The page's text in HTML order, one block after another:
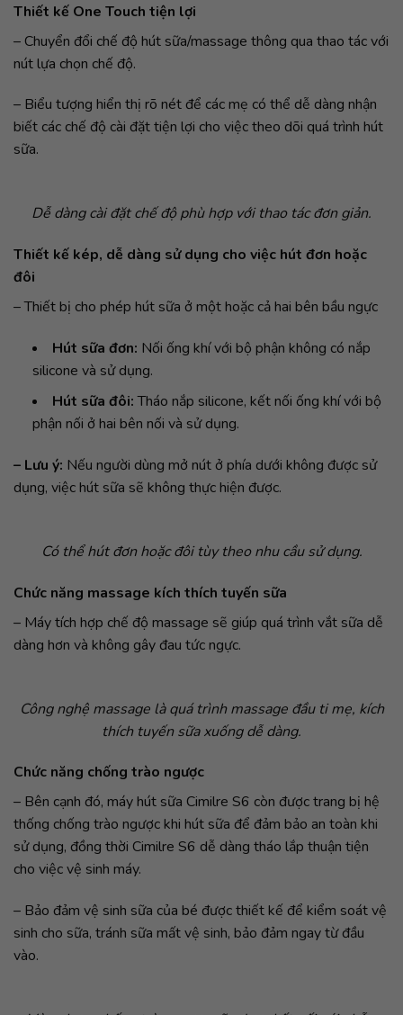
Thiết kế One Touch tiện lợi
– Chuyển đổi chế độ hút sữa/massage thông qua thao tác với
nút lựa chọn chế độ.
– Biểu tượng hiển thị rõ nét để các mẹ có thể dễ dàng nhận
biết các chế độ cài đặt tiện lợi cho việc theo dõi quá trình hút
sữa.
Dễ dàng cài đặt chế độ phù hợp với thao tác đơn giản.
Thiết kế kép, dễ dàng sử dụng cho việc hút đơn hoặc
đôi
– Thiết bị cho phép hút sữa ở một hoặc cả hai bên bầu ngực
Hút sữa đơn: Nối ống khí với bộ phận không có nắp
silicone và sử dụng.
Hút sữa đôi:Tháo nắp silicone, kết nối ống khí với bộ
phận nối ở hai bên nối và sử dụng.
– Lưu ý: Nếu người dùng mở nút ở phía dưới không được sử
dụng, việc hút sữa sẽ không thực hiện được.
Có thể hút đơn hoặc đôi tùy theo nhu cầu sử dụng.
Chức năng massage kích thích tuyến sữa
– Máy tích hợp chế độ massage sẽ giúp quá trình vắt sữa dễ
dàng hơn và không gây đau tức ngực.
Công nghệ massage là quá trình massage đầu ti mẹ, kích
thích tuyến sữa xuống dễ dàng.
Chức năng chống trào ngược
– Bên cạnh đó, máy hút sữa Cimilre S6 còn được trang bị hệ
thống chống trào ngược khi hút sữa để đảm bảo an toàn khi
sử dụng, đồng thời Cimilre S6 dễ dàng tháo lắp thuận tiện
cho việc vệ sinh máy.
– Bảo đảm vệ sinh sữa của bé được thiết kế để kiểm soát vệ
sinh cho sữa, tránh sữa mất vệ sinh, bảo đảm ngay từ đầu
vào.